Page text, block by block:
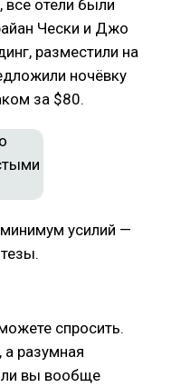
отели были
Чески и Джо
разместили на
ночёвку
за $80.
усилий —
спросить.
а разумная
ли вы вообще